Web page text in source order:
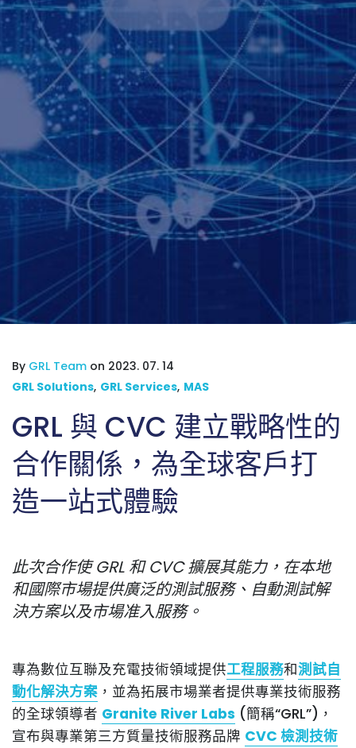
By GRL Team on 2023. 07. 14
GRL Solutions, GRL Services, MAS
GRL 與 CVC 建立戰略性的
合作關係，為全球客戶打
造一站式體驗
此次合作使 GRL 和 CVC 擴展其能力，在本地
和國際市場提供廣泛的測試服務、自動測試解
決方案以及市場准入服務。
專為數位互聯及充電技術領域提供工程服務和測試自
動化解決方案 ，並為拓展市場業者提供專業技術服務
的全球領導者 Granite River Labs (簡稱“GRL”)，
宣布與專業第三方質量技術服務品牌 CVC 檢測技術